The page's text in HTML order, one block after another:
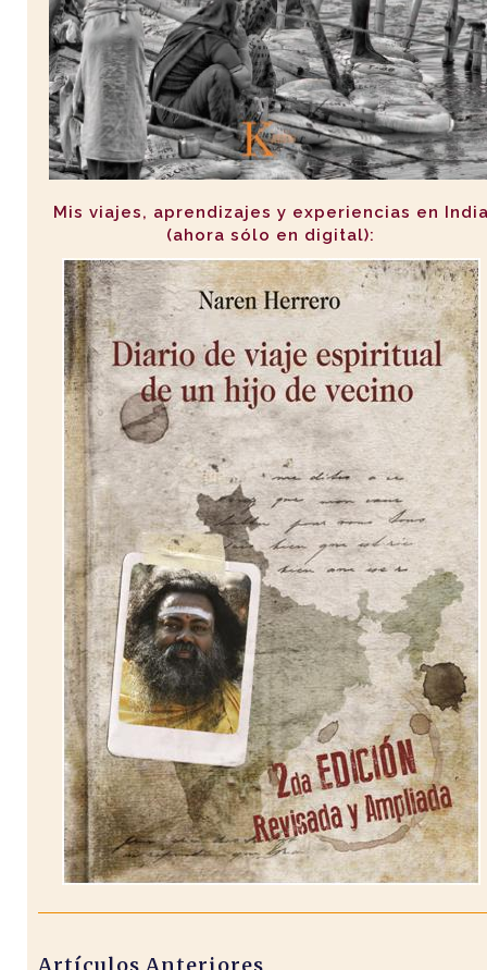
Mis viajes, aprendizajes y experiencias en
(ahora sólo en digital):
Artículos Anteriores